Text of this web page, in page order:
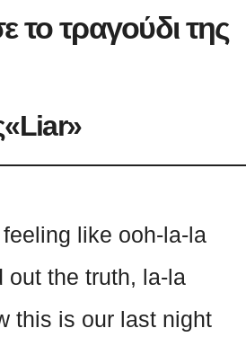
τραγούδι της
«Liar»
feeling like ooh-la-la
out the truth, la-la
this is our last night